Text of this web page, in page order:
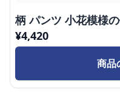
柄 パンツ 小花模様
¥4,420
商品